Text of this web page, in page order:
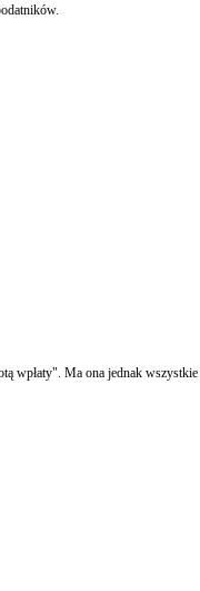
Ma ona jednak